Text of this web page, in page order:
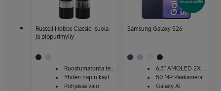
Russell Hobbs Classic -suola-
ja pippurimylly
Ruostumatonta terästä
Yhden napin käyttö
Pohjassa valo
Samsung Galaxy S26
6,3” AMOLED 2X -näyttö
50 MP Pääkamera
Galaxy AI